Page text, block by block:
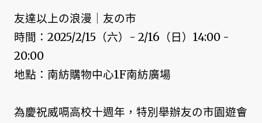
友達以上の浪漫｜友の市
時間：2025/2/15（六）- 2/16（日）14:00 -
20:00
地點：南紡購物中心1F南紡廣場
為慶祝威嗝高校十週年，特別舉辦友の市園遊會